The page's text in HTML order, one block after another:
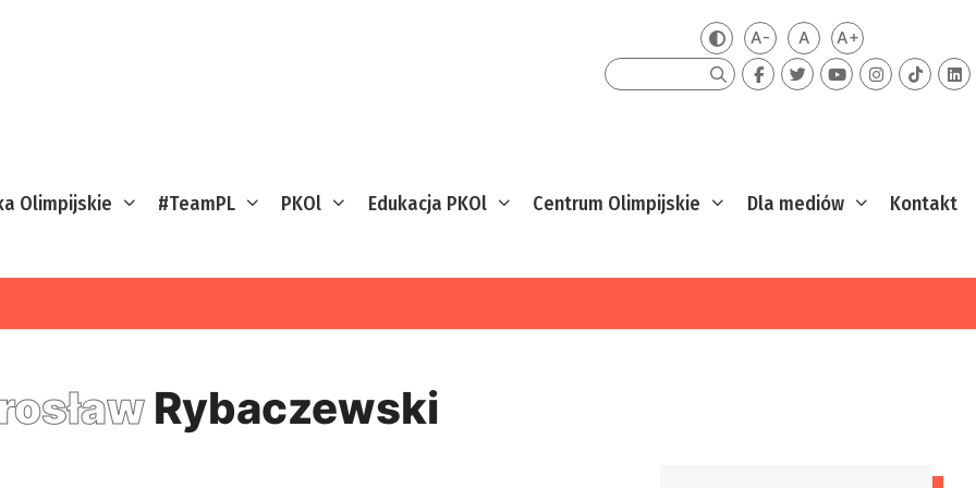
Zmień kontrast
A-Mniejsza czcionka
ADomyślna czcionka
A+Większa
Szukaj
Olimpijskie #TeamPL PKOl Edukacja PKOl Centrum Olimpijskie Dla mediów Kontakt
Rybaczewski